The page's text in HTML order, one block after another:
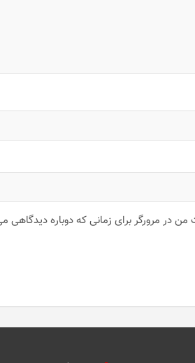
من در مرورگر برای زمانی که دوباره دیدگاهی